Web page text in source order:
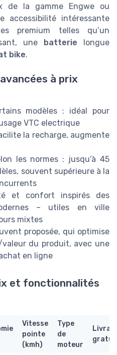
de la gamme Engwe ou
accessibilité intéressante
premium telles qu’un
une batterie longue
bike.
à prix
modèles : idéal pour
VTC electrique
la recharge, augmente
les normes : jusqu’à 45
souvent supérieure à la
et confort inspirés des
– utiles en ville
mixtes
proposée, qui optimise
du produit, avec une
en ligne
et fonctionnalités
Vitesse
pointe
(kmh)
Type
de
moteur